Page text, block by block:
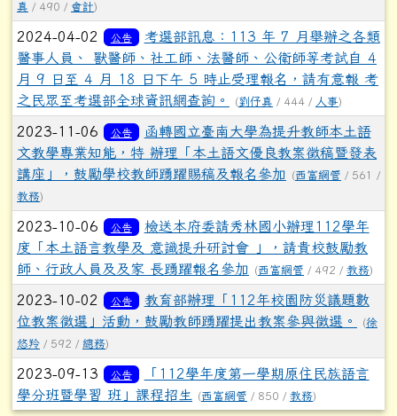
真 / 490 / 會計)
2024-04-02 公告
考選部訊息：113 年 7 月舉辦之各類
醫事人員、 獸醫師、社工師、法醫師、公衛師等考試自 4
月 9 日至 4 月 18 日下午 5 時止受理報名，請有意報 考
之民眾至考選部全球資訊網查詢。
(劉伃真 / 444 / 人事)
2023-11-06 公告
函轉國立臺南大學為提升教師本土語
文教學專業知能，特 辦理「本土語文優良教案徵稿暨發表
講座」，鼓勵學校教師踴躍賜稿及報名參加
(西富網管 / 561 /
教務)
2023-10-06 公告
檢送本府委請秀林國小辦理112學年
度「本土語言教學及 意識提升研討會 」，請貴校鼓勵教
師、行政人員及及家 長踴躍報名參加
(西富網管 / 492 / 教務)
2023-10-02 公告
教育部辦理「112年校園防災議題數
位教案徵選」活動，鼓勵教師踴躍提出教案參與徵選。
(徐
悠羚 / 592 / 總務)
2023-09-13 公告
「112學年度第一學期原住民族語言
學分班暨學習 班」課程招生
(西富網管 / 850 / 教務)